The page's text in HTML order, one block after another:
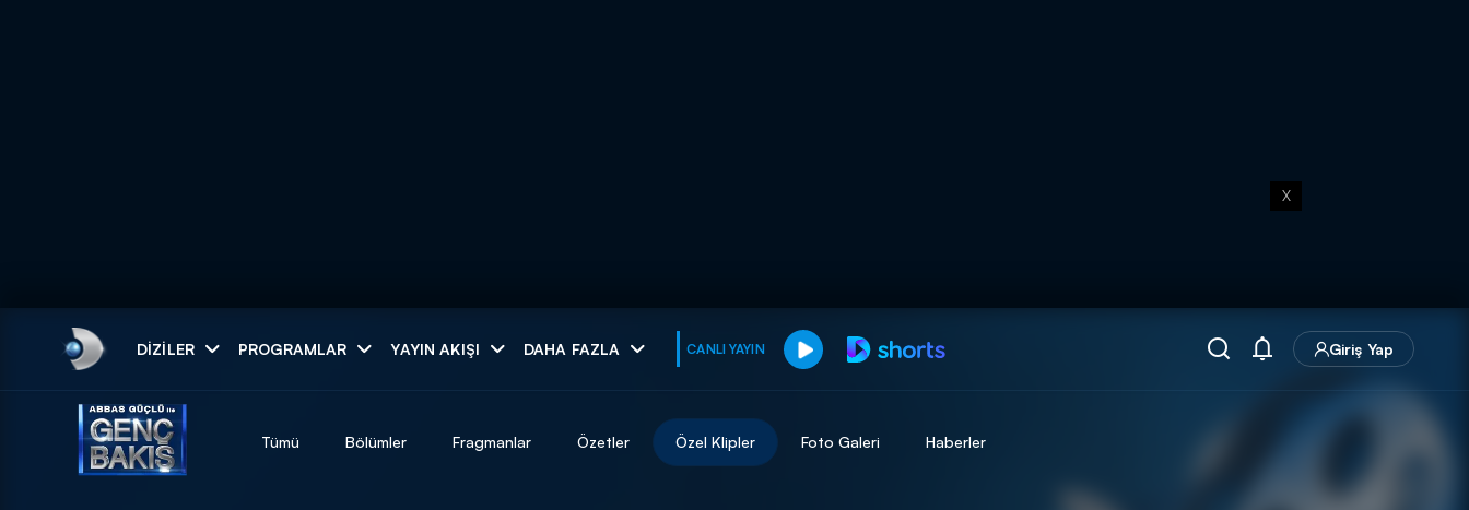
X
DIZILER PROGRAMLAR YAYIN AKIŞI DAHA FAZLA CANLI YAYIN Giriş Yap
muhteşem ikili
Tümü Bölümler Fragmanlar Özetler Özel Klipler Foto Galeri Haberler